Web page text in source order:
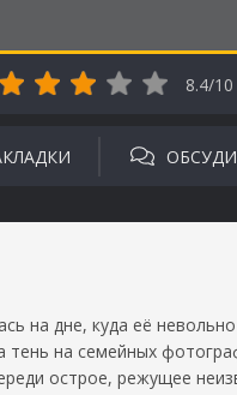
8.4/10
на дне, куда её
тень на семейных
острое, режущее